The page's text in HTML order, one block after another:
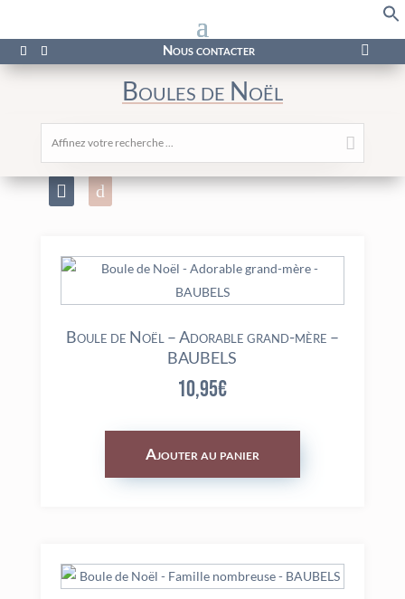
Nous contacter 
Boules de Noël
Affinez votre recherche ...
Boule de Noël – Adorable grand-mère –
BAUBELS
10,95€
Ajouter au panier